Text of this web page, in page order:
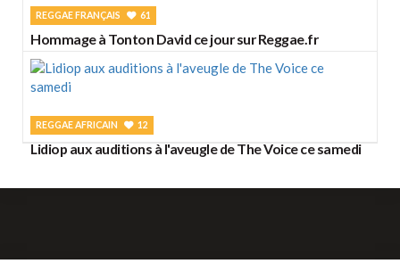
REGGAE FRANÇAIS 61
Hommage à Tonton David ce jour sur Reggae.fr
REGGAE AFRICAIN 12
Lidiop aux auditions à l'aveugle de The Voice ce samedi